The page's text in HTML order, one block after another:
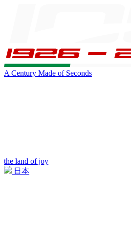
A Century Made of Seconds
the land of joy
日本